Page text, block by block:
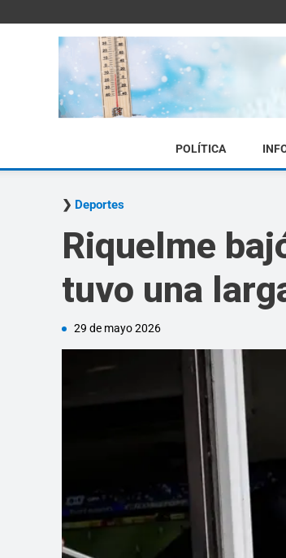
POLÍTICA
Deportes
Riquelme
tuvo una
29 de mayo 2026